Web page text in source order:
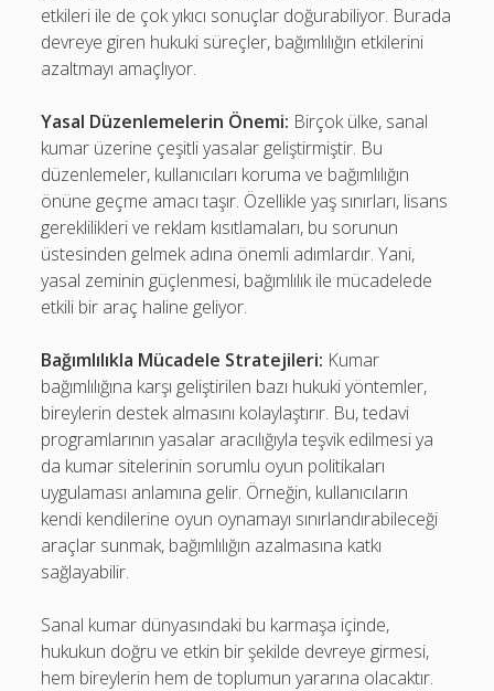
etkileri ile de çok yıkıcı sonuçlar doğurabiliyor. Burada
devreye giren hukuki süreçler, bağımlılığın etkilerini
azaltmayı amaçlıyor.
Yasal Düzenlemelerin Önemi: Birçok ülke, sanal
kumar üzerine çeşitli yasalar geliştirmiştir. Bu
düzenlemeler, kullanıcıları koruma ve bağımlılığın
önüne geçme amacı taşır. Özellikle yaş sınırları, lisans
gereklilikleri ve reklam kısıtlamaları, bu sorunun
üstesinden gelmek adına önemli adımlardır. Yani,
yasal zeminin güçlenmesi, bağımlılık ile mücadelede
etkili bir araç haline geliyor.
Bağımlılıkla Mücadele Stratejileri: Kumar
bağımlılığına karşı geliştirilen bazı hukuki yöntemler,
bireylerin destek almasını kolaylaştırır. Bu, tedavi
programlarının yasalar aracılığıyla teşvik edilmesi ya
da kumar sitelerinin sorumlu oyun politikaları
uygulaması anlamına gelir. Örneğin, kullanıcıların
kendi kendilerine oyun oynamayı sınırlandırabileceği
araçlar sunmak, bağımlılığın azalmasına katkı
sağlayabilir.
Sanal kumar dünyasındaki bu karmaşa içinde,
hukukun doğru ve etkin bir şekilde devreye girmesi,
hem bireylerin hem de toplumun yararına olacaktır.